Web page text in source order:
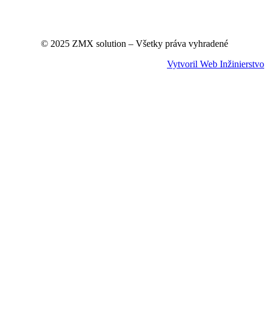
© 2025 ZMX solution – Všetky práva vyhradené
Vytvoril Web Inžinierstvo